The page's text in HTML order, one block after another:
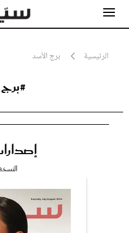
الرئيسية برج الأسد
جمال
صحة ورشاقة